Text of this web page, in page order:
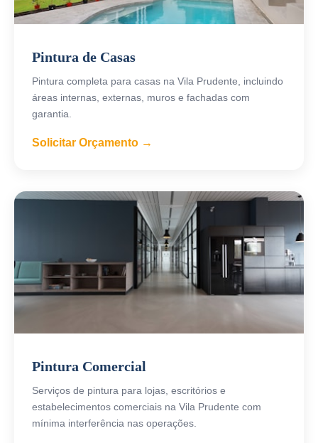
Pintura de Casas
Pintura completa para casas na Vila Prudente, incluindo
áreas internas, externas, muros e fachadas com
garantia.
Solicitar Orçamento →
Pintura Comercial
Serviços de pintura para lojas, escritórios e
estabelecimentos comerciais na Vila Prudente com
mínima interferência nas operações.